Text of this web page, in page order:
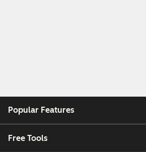
Popular Features
Free Tools